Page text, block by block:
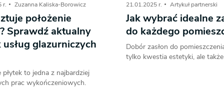
r. Zuzanna Kaliska-Borowicz
położenie
Sprawdź aktualny
usług glazurniczych
płytek to jedna z najbardziej
prac wykończeniowych.
21.01.2025 r. Artykuł partnerski
Jak wybrać idealne
do każdego
Dobór zasłon do
tylko kwestia estetyki, ale